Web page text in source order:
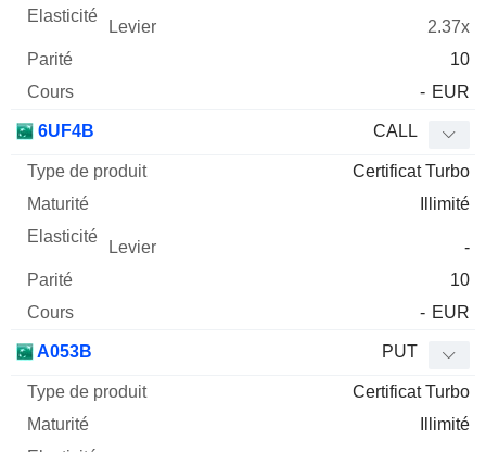
2.37x
10
- EUR
6UF4B CALL
Certificat Turbo
Illimité
-
10
- EUR
A053B PUT
Certificat Turbo
Illimité